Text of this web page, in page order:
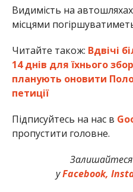
Видимість на
місцями
Читайте також: Вдвічі
14 днів для їхнього
планують оновити
петиції
Підписуйтесь на нас в
пропустити головне.
Залишайтеся
уFacebook,